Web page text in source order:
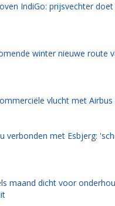
IndiGo: prijsvechter
winter nieuwe route
vlucht met Airbus
verbonden met Esbjerg:
maand dicht voor